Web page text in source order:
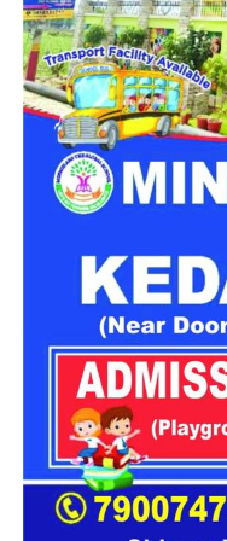
मिली जानकारी के अनुसार,
करीब 8:43 बजे दुर्घटना की
UK13CA0826 तरसाली
गहरी खाई में जा गिरा।
सूचना मिलते ही
एम्बुलेंस की संयुक्त टीम मौके
रेस्क्यू ऑपरेशन के दौरान
लोगों को बाहर निकालने का